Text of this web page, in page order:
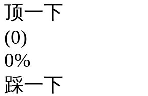
顶一下
(0)
0%
踩一下